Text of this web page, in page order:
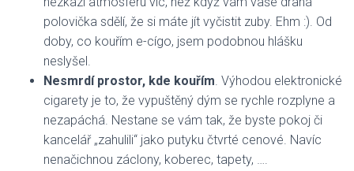
polovička sdělí, že si máte jít vyčistit zuby. Ehm :). Od
doby, co kouřím e-cígo, jsem podobnou hlášku
neslyšel.
Nesmrdí prostor, kde kouřím. Výhodou elektronické
cigarety je to, že vypuštěný dým se rychle rozplyne a
nezapáchá. Nestane se vám tak, že byste pokoj či
kancelář „zahulili“ jako putyku čtvrté cenové. Navíc
nenačichnou záclony, koberec, tapety, ….